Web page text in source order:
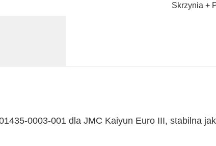
Skrzynia +
0003-001 dla JMC Kaiyun Euro III, stabilna